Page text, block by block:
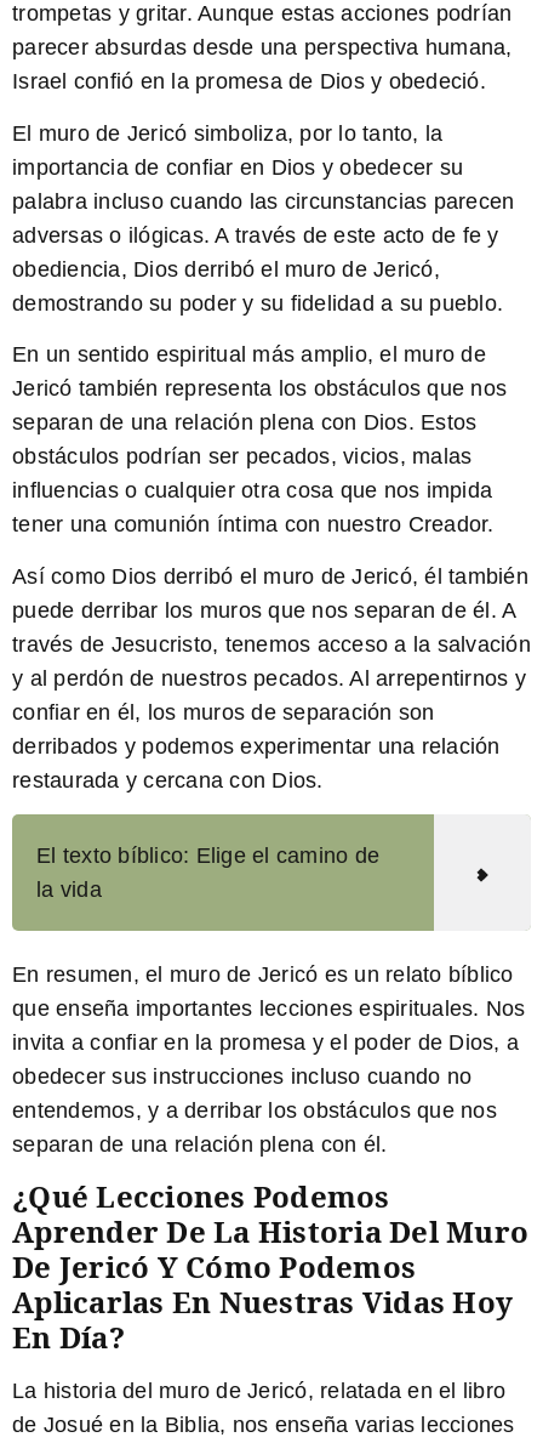
trompetas y gritar. Aunque estas acciones podrían
parecer absurdas desde una perspectiva humana,
Israel confió en la promesa de Dios y obedeció.
El muro de Jericó simboliza, por lo tanto, la
importancia de confiar en Dios y obedecer su
palabra incluso cuando las circunstancias parecen
adversas o ilógicas. A través de este acto de fe y
obediencia, Dios derribó el muro de Jericó,
demostrando su poder y su fidelidad a su pueblo.
En un sentido espiritual más amplio, el muro de
Jericó también representa los obstáculos que nos
separan de una relación plena con Dios. Estos
obstáculos podrían ser pecados, vicios, malas
influencias o cualquier otra cosa que nos impida
tener una comunión íntima con nuestro Creador.
Así como Dios derribó el muro de Jericó, él también
puede derribar los muros que nos separan de él. A
través de Jesucristo, tenemos acceso a la salvación
y al perdón de nuestros pecados. Al arrepentirnos y
confiar en él, los muros de separación son
derribados y podemos experimentar una relación
restaurada y cercana con Dios.
El texto bíblico: Elige el camino de
la vida
En resumen, el muro de Jericó es un relato bíblico
que enseña importantes lecciones espirituales. Nos
invita a confiar en la promesa y el poder de Dios, a
obedecer sus instrucciones incluso cuando no
entendemos, y a derribar los obstáculos que nos
separan de una relación plena con él.
¿Qué Lecciones Podemos
Aprender De La Historia Del Muro
De Jericó Y Cómo Podemos
Aplicarlas En Nuestras Vidas Hoy
En Día?
La historia del muro de Jericó, relatada en el libro
de Josué en la Biblia, nos enseña varias lecciones